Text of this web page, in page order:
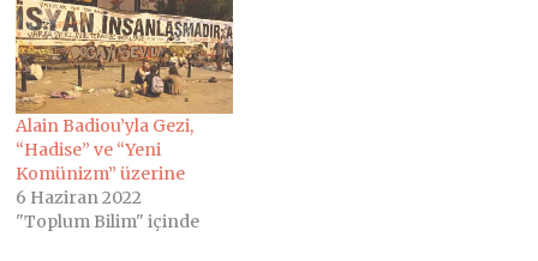
Alain Badiou’yla Gezi,
“Hadise” ve “Yeni
Komünizm” üzerine
6 Haziran 2022
"Toplum Bilim" içinde